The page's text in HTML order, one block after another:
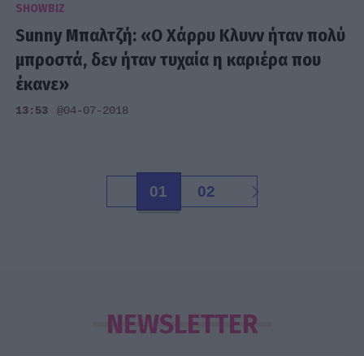
SHOWBIZ
Sunny Μπαλτζή: «Ο Χάρρυ Κλυνν ήταν πολύ
μπροστά, δεν ήταν τυχαία η καριέρα που
έκανε»
13:53 @04-07-2018
01 02
NEWSLETTER